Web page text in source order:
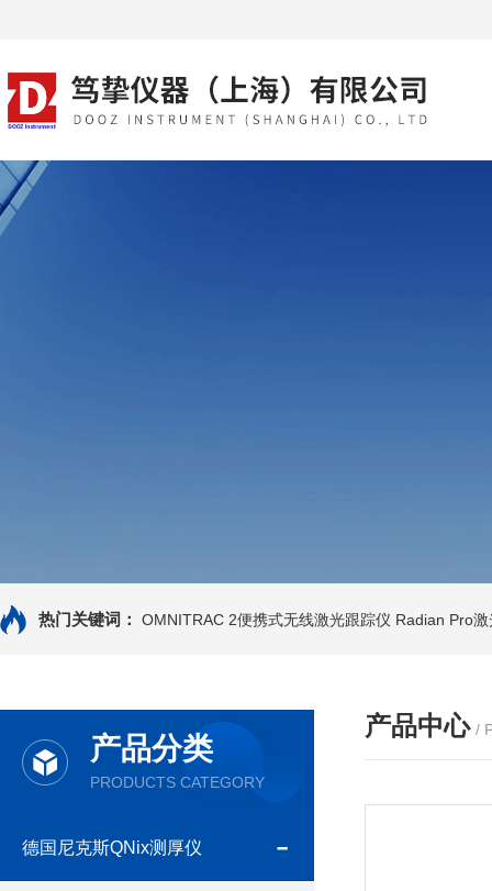
热门关键词： OMNITRAC 2便携式无线激光跟踪仪 Radian Pro
产品分类
PRODUCTS CATEGORY
德国尼克斯QNix测厚仪
产品中心 /